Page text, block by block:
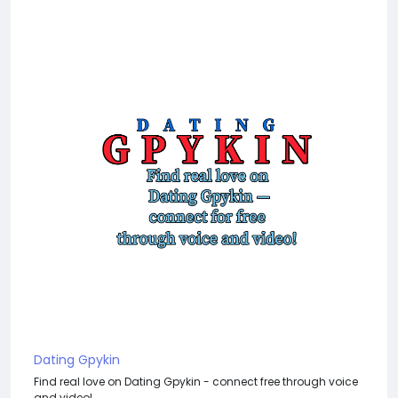
Dating Gpykin
Find real love on Dating Gpykin - connect free through voice